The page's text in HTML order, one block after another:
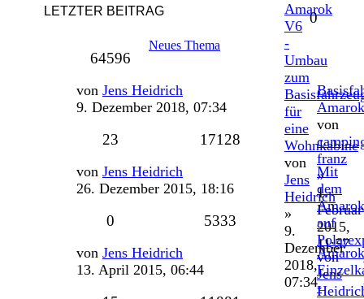
LETZTER BEITRAG
Amarok
V6
-
Umbau
zum
für
eine
Wohnkabine
von
Jens
Heidrich
»
9.
Dezember
2018,
07:34
0
64596
Letzter
Beitrag
von Jens Heidrich
9. Dezember 2018, 07:34
Amarok
von
franz
»
1.
Februar
2015,
11:57
23 17128 Zugriffe
Letzter
Beitrag
von Jens Heidrich
26. Dezember 2015, 18:16
Mit
dem
Amarok
auf
von
Jens
0 5333
Letzter
Beitrag
von Jens Heidrich
13. April 2015, 06:44
Amarok
-
Neues Thema